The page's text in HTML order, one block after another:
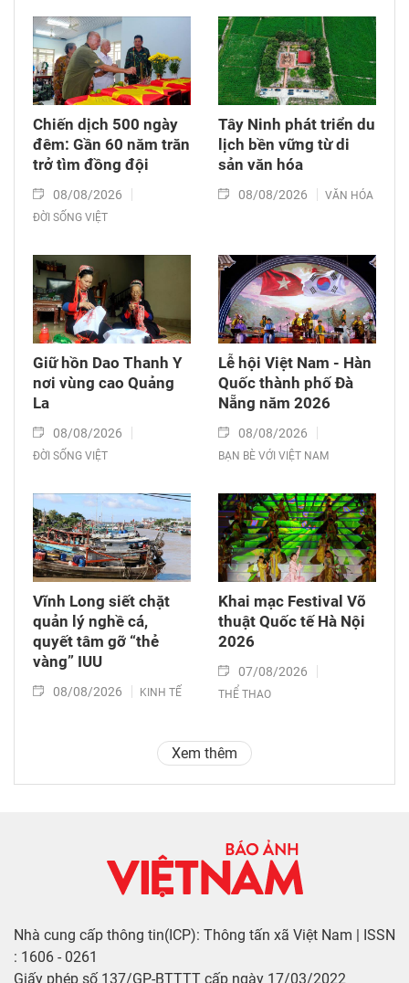
Chiến dịch 500 ngày
đêm: Gần 60 năm trăn
trở tìm đồng đội
08/08/2026
ĐỜI SỐNG VIỆT
Tây Ninh phát triển du
lịch bền vững từ di
sản văn hóa
08/08/2026 VĂN HÓA
Giữ hồn Dao Thanh Y
nơi vùng cao Quảng
La
08/08/2026
ĐỜI SỐNG VIỆT
Lễ hội Việt Nam - Hàn
Quốc thành phố Đà
Nẵng năm 2026
08/08/2026
BẠN BÈ VỚI VIỆT NAM
Vĩnh Long siết chặt
quản lý nghề cá,
quyết tâm gỡ “thẻ
vàng” IUU
08/08/2026 KINH TẾ
Khai mạc Festival Võ
thuật Quốc tế Hà Nội
2026
07/08/2026
THỂ THAO
Xem thêm
Nhà cung cấp thông tin(ICP): Thông tấn xã Việt Nam | ISSN
: 1606 - 0261
Giấy phép số 137/GP-BTTTT cấp ngày 17/03/2022